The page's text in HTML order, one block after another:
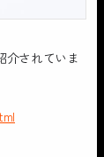
介されていま